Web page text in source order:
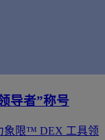
导者”称号
象限™ DEX 工具领